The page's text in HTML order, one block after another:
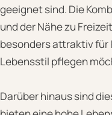
geeignet sind. Die
und der Nähe zu
besonders attraktiv für
Lebensstil pflegen
Darüber hinaus sind